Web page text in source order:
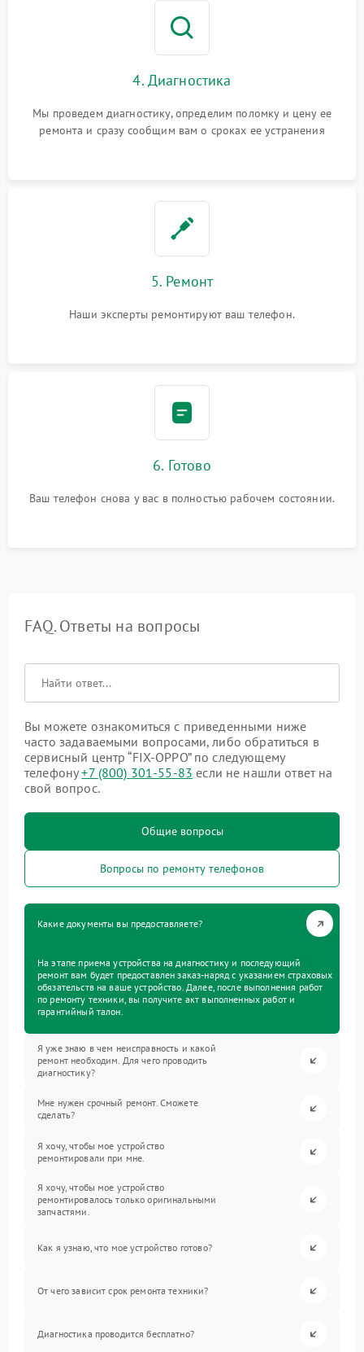
4. Диагностика
Мы проведем диагностику, определим поломку и цену ее
ремонта и сразу сообщим вам о сроках ее устранения
5. Ремонт
Наши эксперты ремонтируют ваш телефон.
6. Готово
Ваш телефон снова у вас в полностью рабочем состоянии.
FAQ. Ответы на вопросы
Вы можете ознакомиться с приведенными ниже
часто задаваемыми вопросами, либо обратиться в
сервисный центр “FIX-OPPO” по следующему
телефону+7 (800) 301-55-83 если не нашли ответ на
свой вопрос.
Общие вопросы
Вопросы по ремонту телефонов
Какие документы вы предоставляете?
На этапе приема устройства на диагностику и последующий
ремонт вам будет предоставлен заказ-наряд с указанием страховых
обязательств на ваше устройство. Далее, после выполнения работ
по ремонту техники, вы получите акт выполненных работ и
гарантийный талон.
Я уже знаю в чем неисправность и какой
ремонт необходим. Для чего проводить
диагностику?
Мне нужен срочный ремонт. Сможете
сделать?
Я хочу, чтобы мое устройство
ремонтировали при мне.
Я хочу, чтобы мое устройство
ремонтировалось только оригинальными
запчастями.
Как я узнаю, что мое устройство готово?
От чего зависит срок ремонта техники?
Диагностика проводится бесплатно?